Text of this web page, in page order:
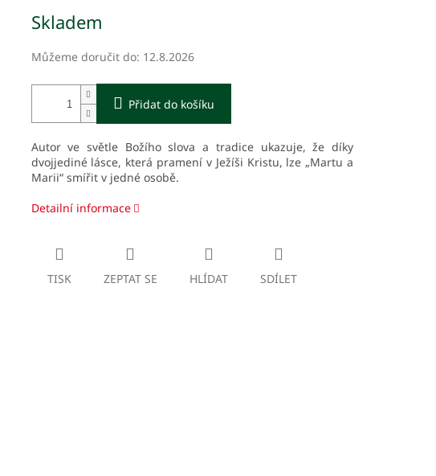
cena:
Skladem
Můžeme doručit do: 12.8.2026
Přidat do košíku
Autor ve světle Božího slova a tradice ukazuje, že díky
dvojjediné lásce, která pramení v Ježíši Kristu, lze „Martu a
Marii“ smířit v jedné osobě.
Detailní informace
TISK ZEPTAT SE HLÍDAT SDÍLET